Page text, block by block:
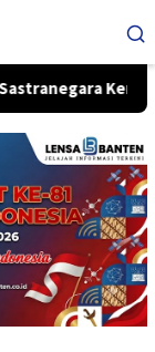
Beroperasi,